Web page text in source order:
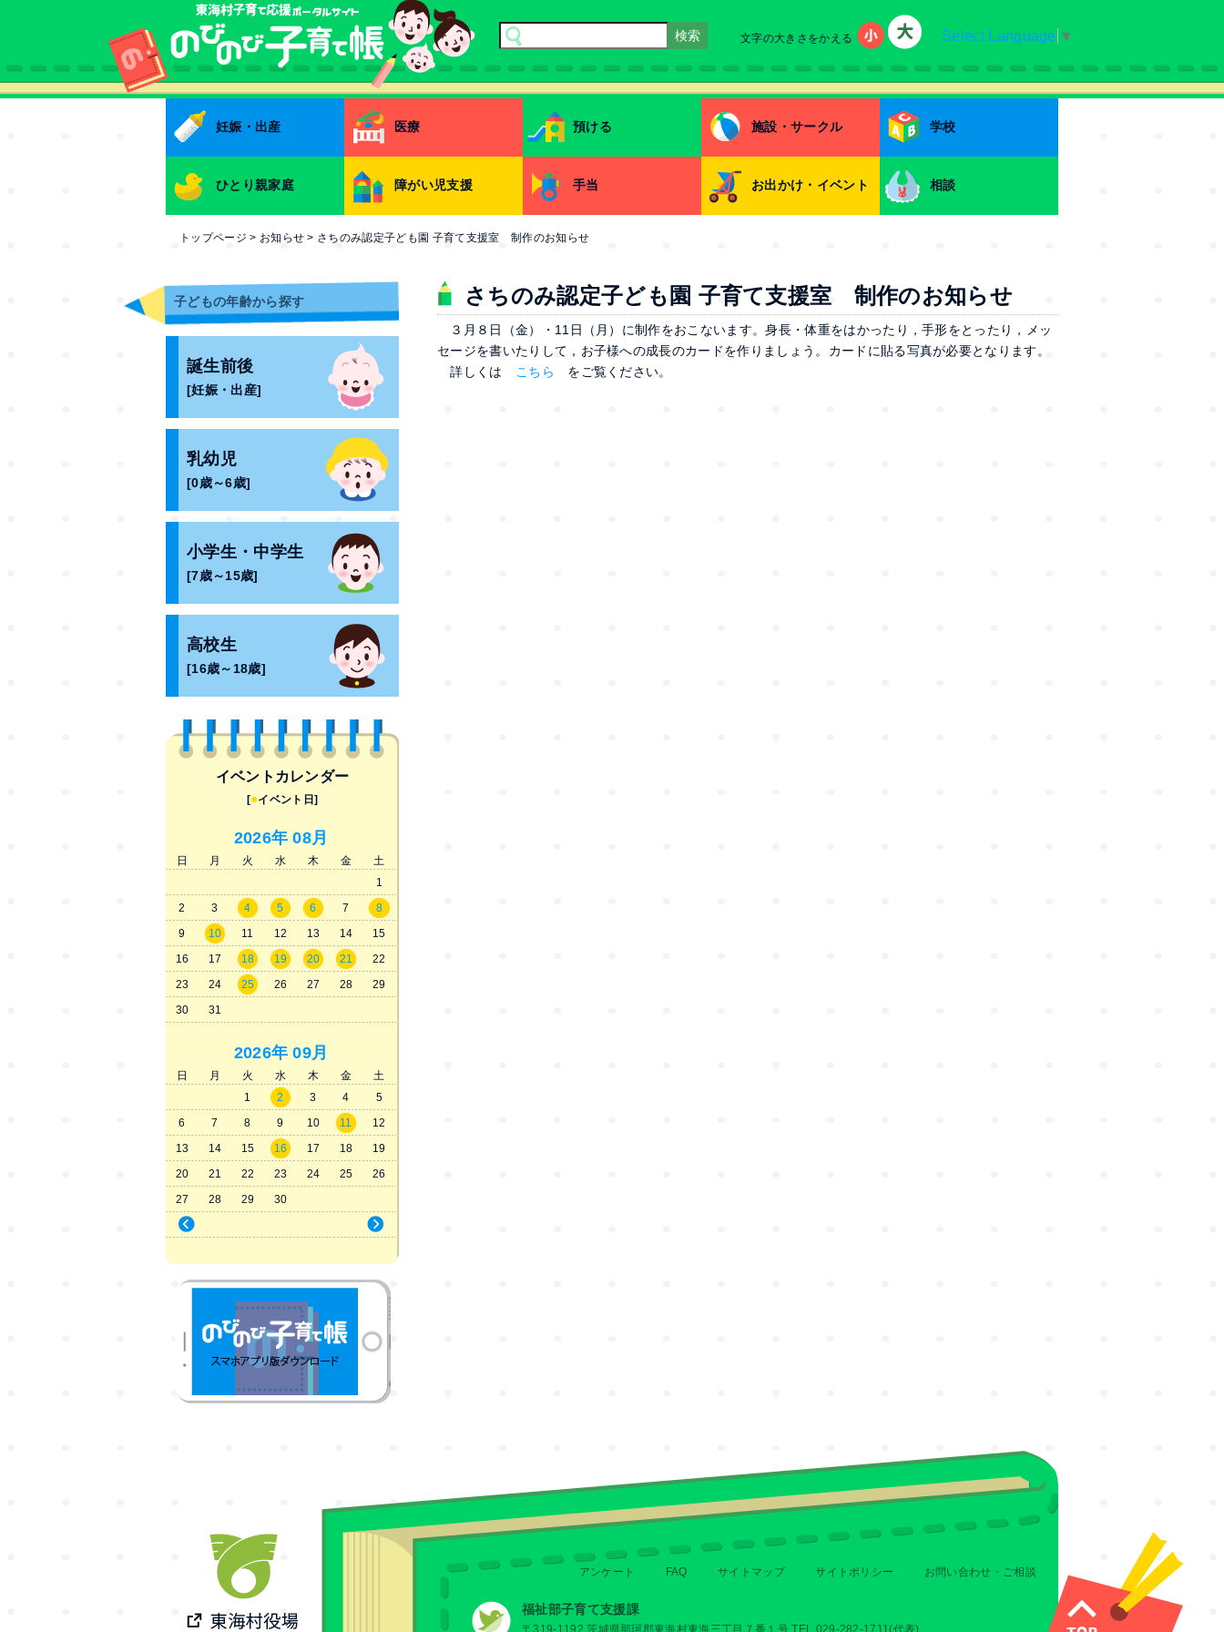
文字の大きさをかえる
Select Language ▼
妊娠・出産 医療 預ける 施設・サークル 学校
ひとり親家庭 障がい児支援 手当 お出かけ・イベント 相談
トップページ > お知らせ > さちのみ認定子ども園 子育て支援室 制作のお知らせ
子どもの年齢から探す
誕生前後
[妊娠・出産]
乳幼児
[0歳～6歳]
小学生・中学生
[7歳～15歳]
高校生
[16歳～18歳]
イベントカレンダー
[●イベント日]
2026年 08月
日 月 火 水 木 金
土
1
2
3 4 5 6 7
8
9
10 11 12 13 14
15
16
17 18 19 20 21
22
23
24 25 26 27 28
29
30
31
2026年 09月
日 月 火 水 木 金 土
1 2 3 4
5
6
7 8 9 10 11
12
13
14 15 16 17 18
19
20
21 22 23 24 25
26
27
28 29 30
さちのみ認定子ども園 子育て支援室 制作のお知らせ
３月８日（金）・11日（月）に制作をおこないます。身長・体重をはかったり，手形をとったり，メッ
セージを書いたりして，お子様への成長のカードを作りましょう。カードに貼る写真が必要となります。
詳しくは こちら をご覧ください。
アンケート FAQ サイトマップ サイトポリシー お問い合わせ・ご相談
福祉部子育て支援課
〒319-1192 茨城県那珂郡東海村東海三丁目７番１号 TEL 029-282-1711(代表)